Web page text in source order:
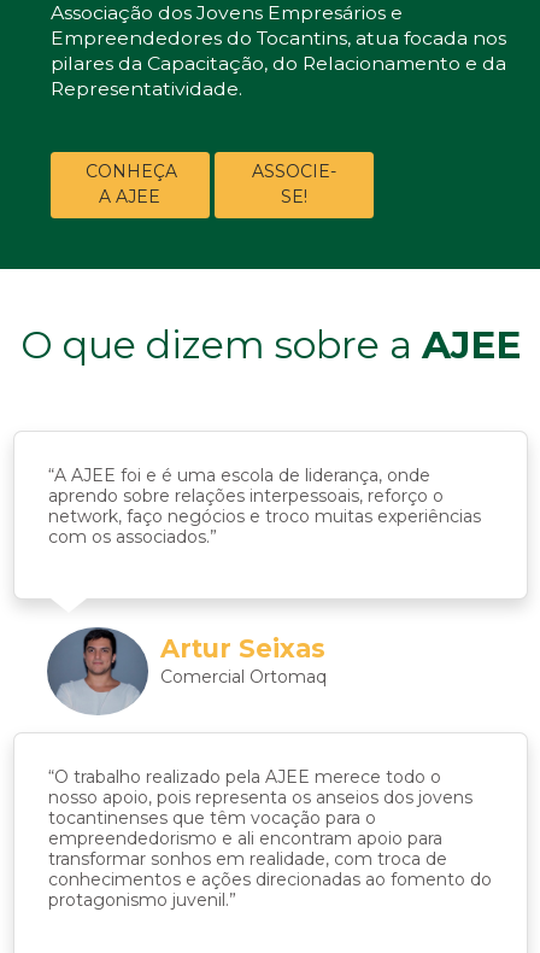
Associação dos Jovens Empresários e
Empreendedores do Tocantins, atua focada nos
pilares da Capacitação, do Relacionamento e da
Representatividade.
CONHEÇA
A AJEE
ASSOCIE-
SE!
O que dizem sobre a AJEE
“A AJEE foi e é uma escola de liderança, onde
aprendo sobre relações interpessoais, reforço o
network, faço negócios e troco muitas experiências
com os associados.”
Artur Seixas
Comercial Ortomaq
“O trabalho realizado pela AJEE merece todo o
nosso apoio, pois representa os anseios dos jovens
tocantinenses que têm vocação para o
empreendedorismo e ali encontram apoio para
transformar sonhos em realidade, com troca de
conhecimentos e ações direcionadas ao fomento do
protagonismo juvenil.”